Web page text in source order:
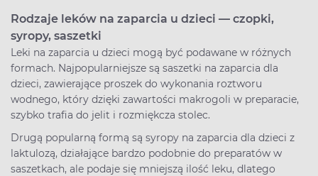
Rodzaje leków na zaparcia u dzieci — czopki,
syropy, saszetki
Leki na zaparcia u dzieci mogą być podawane w różnych
formach. Najpopularniejsze są saszetki na zaparcia dla
dzieci, zawierające proszek do wykonania roztworu
wodnego, który dzięki zawartości makrogoli w preparacie,
szybko trafia do jelit i rozmiękcza stolec.
Drugą popularną formą są syropy na zaparcia dla dzieci z
laktulozą, działające bardzo podobnie do preparatów w
saszetkach, ale podaje się mniejszą ilość leku, dlatego